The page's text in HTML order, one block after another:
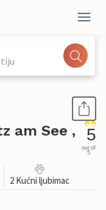
am See ,
5
out of
5
2 Kućni ljubimac